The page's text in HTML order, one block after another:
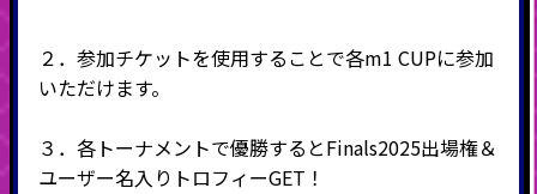
２．参加チケットを使用することで各m1 CUPに参加
いただけます。
３．各トーナメントで優勝するとFinals2025出場権＆
ユーザー名入りトロフィーGET！